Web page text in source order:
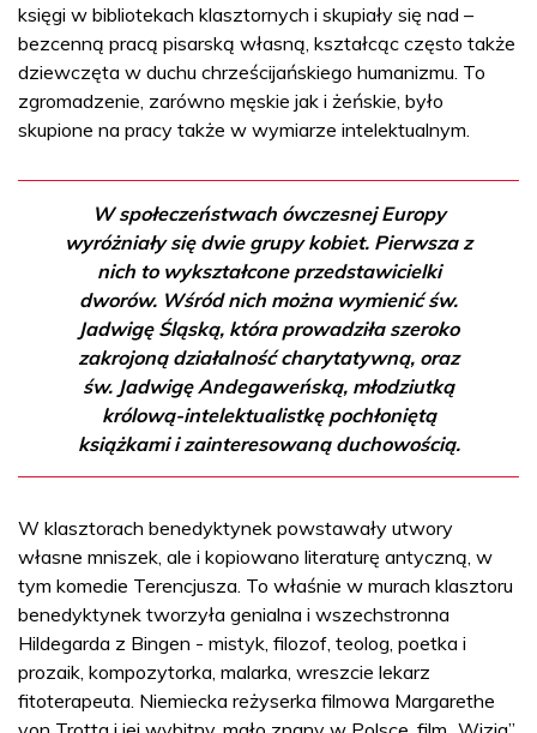
księgi w bibliotekach klasztornych i skupiały się nad –
bezcenną pracą pisarską własną, kształcąc często także
dziewczęta w duchu chrześcijańskiego humanizmu. To
zgromadzenie, zarówno męskie jak i żeńskie, było
skupione na pracy także w wymiarze intelektualnym.
W społeczeństwach ówczesnej Europy
wyróżniały się dwie grupy kobiet. Pierwsza z
nich to wykształcone przedstawicielki
dworów. Wśród nich można wymienić św.
Jadwigę Śląską, która prowadziła szeroko
zakrojoną działalność charytatywną, oraz
św. Jadwigę Andegaweńską, młodziutką
królową-intelektualistkę pochłoniętą
książkami i zainteresowaną duchowością.
W klasztorach benedyktynek powstawały utwory
własne mniszek, ale i kopiowano literaturę antyczną, w
tym komedie Terencjusza. To właśnie w murach klasztoru
benedyktynek tworzyła genialna i wszechstronna
Hildegarda z Bingen - mistyk, filozof, teolog, poetka i
prozaik, kompozytorka, malarka, wreszcie lekarz
fitoterapeuta. Niemiecka reżyserka filmowa Margarethe